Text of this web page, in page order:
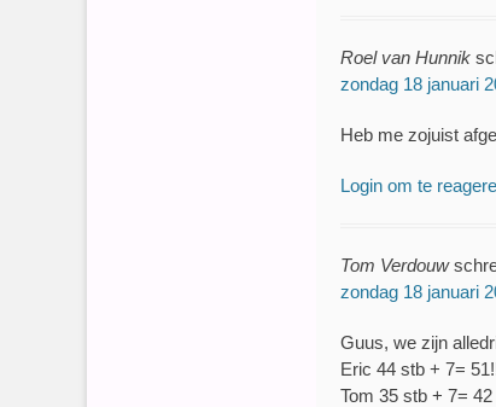
Roel van Hunnik
zondag 18 januari
Heb me zojuist
Login om te
Tom Verdouw
zondag 18 januari
Guus, we zijn
Eric 44 stb + 7=
Tom 35 stb + 7= 42